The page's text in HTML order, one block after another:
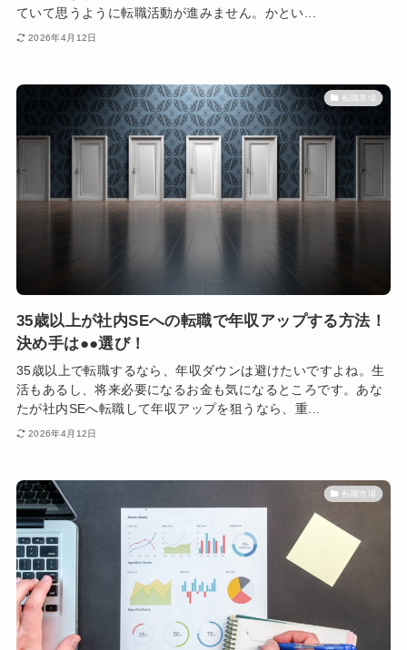
ていて思うように転職活動が進みません。かとい...
2026年4月12日
転職市場
35歳以上が社内SEへの転職で年収アップする方法！
決め手は●●選び！
35歳以上で転職するなら、年収ダウンは避けたいですよね。生
活もあるし、将来必要になるお金も気になるところです。あな
たが社内SEへ転職して年収アップを狙うなら、重...
2026年4月12日
転職市場